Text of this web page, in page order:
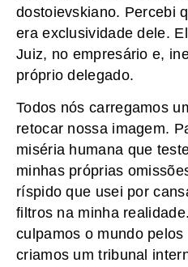
dostoievskiano. Percebi
era exclusividade dele.
Juiz, no empresário e,
próprio delegado.
Todos nós carregamos
retocar nossa imagem.
miséria humana que
minhas próprias
ríspido que usei por
filtros na minha
culpamos o mundo
criamos um tribunal